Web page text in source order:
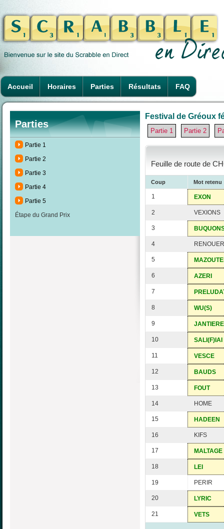
Accueil Horaires Parties Résultats FAQ
Parties
Partie 1
Partie 2
Partie 3
Partie 4
Partie 5
Étape du Grand Prix
Festival de Gréoux
Partie 1 Partie 2
Feuille de route de
Coup Mot retenu
1 EXON
2 VEXIONS
3
4
5
6 AZERI
7
8 WU(S)
9 JANTIERE
10 SALI(F)IAI
11 VESCE
12 BAUDS
13 FOUT
14 HOME
15 HADEEN
16 KIFS
17 MALTAGE
18 LEI
19 PERIR
20 LYRIC
21 VETS